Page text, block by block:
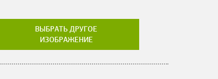
ВЫБРАТЬ ДРУГОЕ
ИЗОБРАЖЕНИЕ